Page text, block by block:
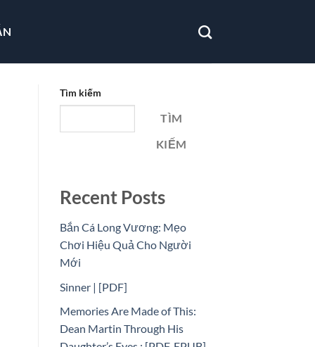
Tìm kiếm
TÌM
KIẾM
Recent Posts
Bắn Cá Long Vương: Mẹo
Chơi Hiệu Quả Cho Người
Mới
Sinner | [PDF]
Memories Are Made of This:
Dean Martin Through His